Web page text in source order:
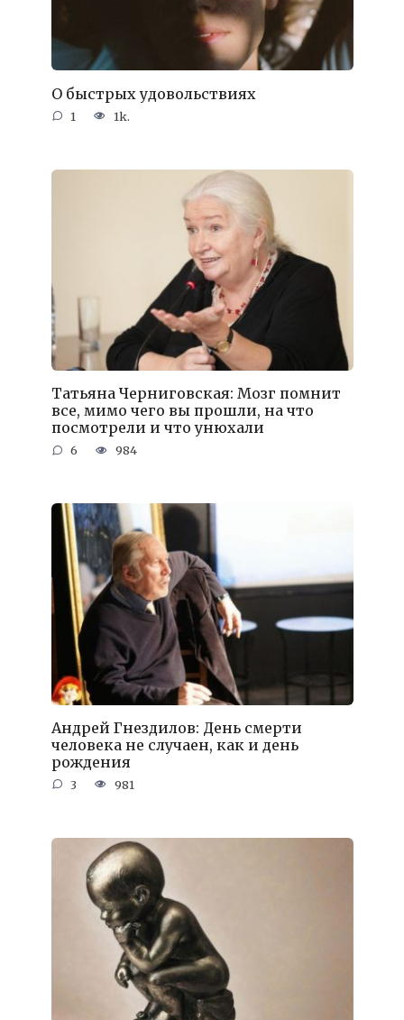
О быстрых удовольствиях
1 1k.
Татьяна Черниговская: Мозг помнит
все, мимо чего вы прошли, на что
посмотрели и что унюхали
6 984
Андрей Гнездилов: День смерти
человека не случаен, как и день
рождения
3 981